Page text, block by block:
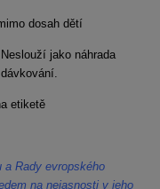
dosah dětí
jako náhrada
etiketě
a Rady evropského
na nejasnosti v jeho